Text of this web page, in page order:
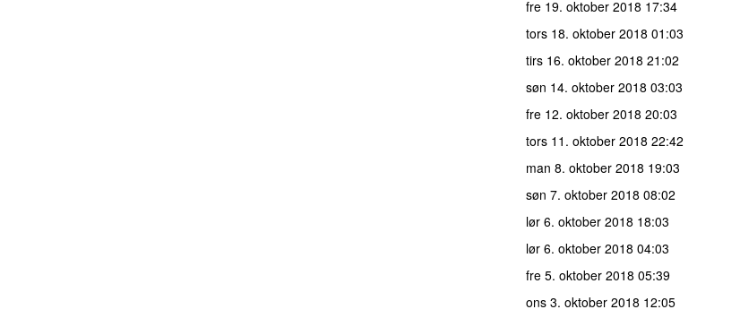
fre 19. oktober 2018 17:34
tors 18. oktober 2018 01:03
tirs 16. oktober 2018 21:02
søn 14. oktober 2018 03:03
fre 12. oktober 2018 20:03
tors 11. oktober 2018 22:42
man 8. oktober 2018 19:03
søn 7. oktober 2018 08:02
lør 6. oktober 2018 18:03
lør 6. oktober 2018 04:03
fre 5. oktober 2018 05:39
ons 3. oktober 2018 12:05